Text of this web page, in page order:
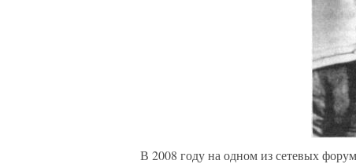
В 2008 году на одном из сетевых